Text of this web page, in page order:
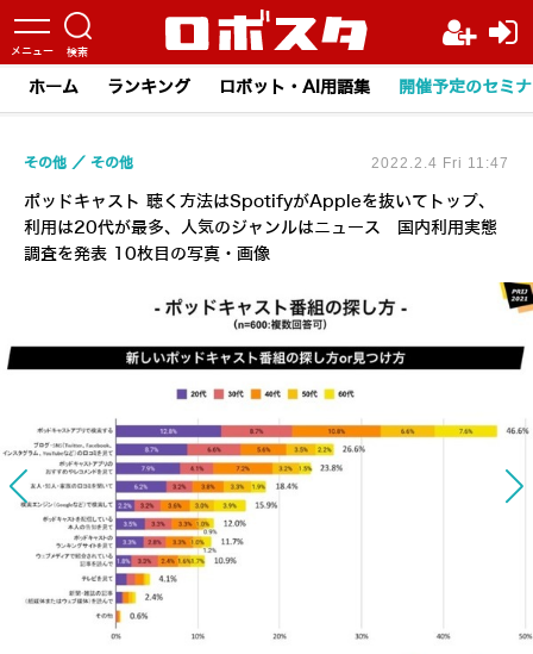
ホーム ランキング ロボット・AI用語集 開催予定のセミ
ポッドキャスト 聴く方法はSpotifyがAppleを抜いてトップ、
利用は20代が最多、人気のジャンルはニュース 国内利用実態
調査を発表 10枚目の写真・画像
その他 その他 2022.2.4 Fri 11:47